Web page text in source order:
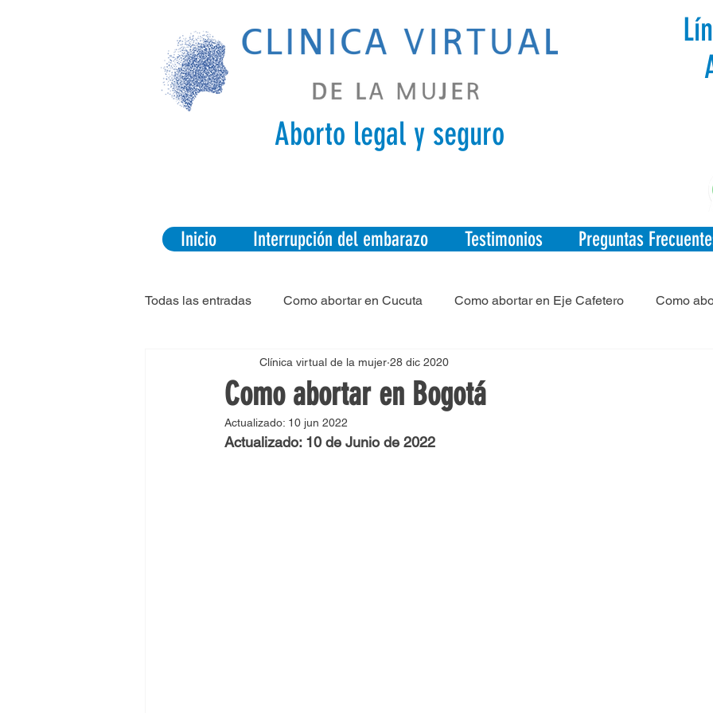
Aborto legal y seguro
Inicio Interrupción del embarazo Testimonios Preguntas
Todas las entradas Como abortar en Cucuta Como abortar en Eje Cafetero Como
Como abortar en Bogota Como abortar en Medellin
Como abortar en Barranquilla
Como abortar en Bogotá
Clínica virtual de la mujer 28 dic 2020
Actualizado: 10 jun 2022
Actualizado: 10 de Junio de 2022